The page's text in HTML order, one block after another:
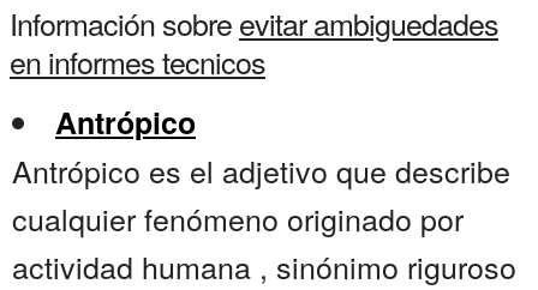
Información sobreevitar ambiguedades
en informes tecnicos
Antrópico
Antrópico es el adjetivo que describe
cualquier fenómeno originado por
actividad humana , sinónimo riguroso